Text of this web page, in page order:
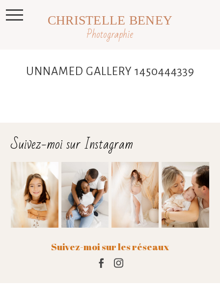
Photographie
CHRISTELLE BENEY
UNNAMED GALLERY 1450444339
Suivez-moi sur Instagram
Suivez-moi sur les réseaux